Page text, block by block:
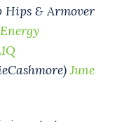
Hips & Armover
June